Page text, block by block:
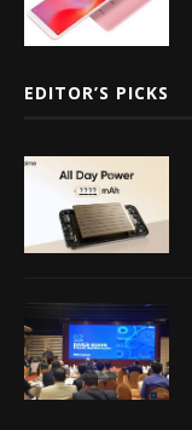
EDITOR’S PICKS